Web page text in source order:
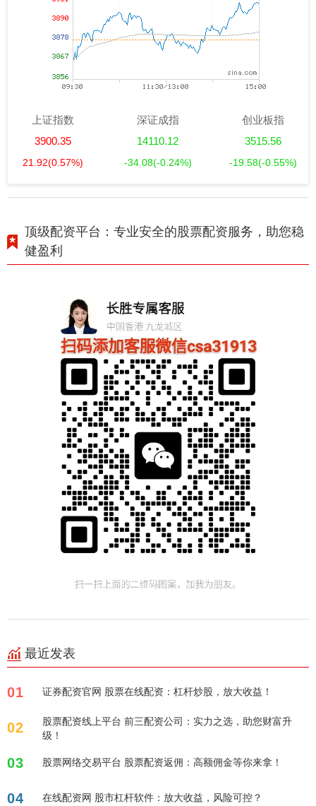
上证指数
3900.35
21.92(0.57%)
深证成指
14110.12
-34.08(-0.24%)
创业板指
3515.56
-19.58(-0.55%)
顶级配资平台：专业安全的股票配资服务，助您稳
健盈利
最近发表
01 证券配资官网 股票在线配资：杠杆炒股，放大收益！
02
股票配资线上平台 前三配资公司：实力之选，助您财富升
级！
03 股票网络交易平台 股票配资返佣：高额佣金等你来拿！
04 在线配资网 股市杠杆软件：放大收益，风险可控？